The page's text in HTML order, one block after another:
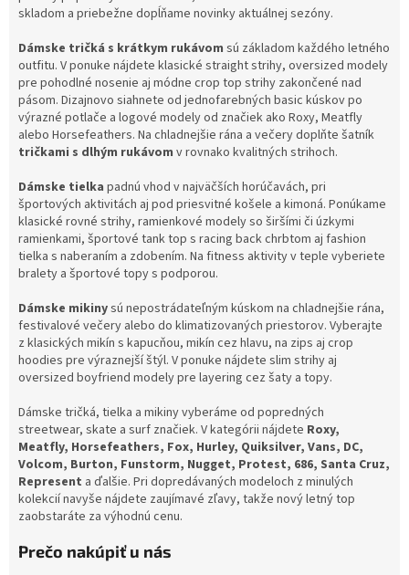
y
ý
p
i
s
u
skladom a priebežne dopĺňame novinky aktuálnej sezóny.
Dámske tričká s krátkym rukávom sú základom každého letného
outfitu. V ponuke nájdete klasické straight strihy, oversized modely
pre pohodlné nosenie aj módne crop top strihy zakončené nad
pásom. Dizajnovo siahnete od jednofarebných basic kúskov po
výrazné potlače a logové modely od značiek ako Roxy, Meatfly
alebo Horsefeathers. Na chladnejšie rána a večery doplňte šatník
tričkami s dlhým rukávom v rovnako kvalitných strihoch.
Dámske tielka padnú vhod v najväčších horúčavách, pri
športových aktivitách aj pod priesvitné košele a kimoná. Ponúkame
klasické rovné strihy, ramienkové modely so širšími či úzkymi
ramienkami, športové tank top s racing back chrbtom aj fashion
tielka s naberaním a zdobením. Na fitness aktivity v teple vyberiete
bralety a športové topy s podporou.
Dámske mikinysú nepostrádateľným kúskom na chladnejšie rána,
festivalové večery alebo do klimatizovaných priestorov. Vyberajte
z klasických mikín s kapucňou, mikín cez hlavu, na zips aj crop
hoodies pre výraznejší štýl. V ponuke nájdete slim strihy aj
oversized boyfriend modely pre layering cez šaty a topy.
Dámske tričká, tielka a mikiny vyberáme od popredných
streetwear, skate a surf značiek. V kategórii nájdete Roxy,
Meatfly, Horsefeathers, Fox, Hurley, Quiksilver, Vans, DC,
Volcom, Burton, Funstorm, Nugget, Protest, 686, Santa Cruz,
Represent a ďalšie. Pri dopredávaných modeloch z minulých
kolekcií navyše nájdete zaujímavé zľavy, takže nový letný top
zaobstaráte za výhodnú cenu.
Prečo nakúpiť u nás